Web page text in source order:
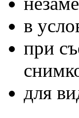
в
при
для